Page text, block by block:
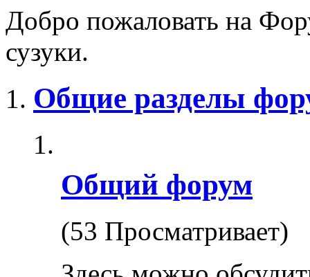
Добро пожаловать на
сузуки.
Общие разделы
Общий форум
(53 Просматривает)